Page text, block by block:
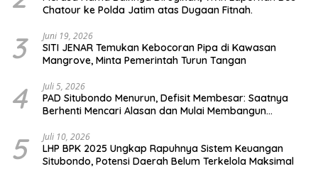
Chatour ke Polda Jatim atas Dugaan Fitnah.
3 Juni 19, 2026
SITI JENAR Temukan Kebocoran Pipa di Kawasan
Mangrove, Minta Pemerintah Turun Tangan
4 Juli 5, 2026
PAD Situbondo Menurun, Defisit Membesar: Saatnya
Berhenti Mencari Alasan dan Mulai Membangun
5 Juli 10, 2026
LHP BPK 2025 Ungkap Rapuhnya Sistem Keuangan
Situbondo, Potensi Daerah Belum Terkelola Maksimal